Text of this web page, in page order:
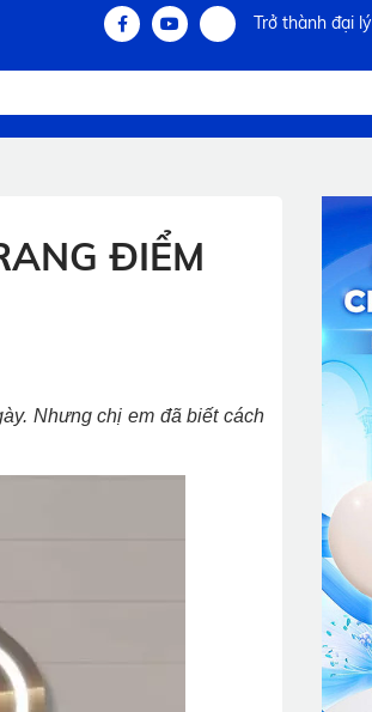
Trở thành đại lý
ĐIỂM
Nhưng chị em đã biết cách